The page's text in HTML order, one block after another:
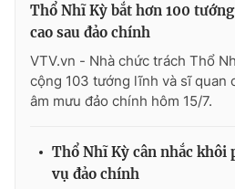
VTV4
VTV9
Thổ Nhĩ Kỳ bắt hơn 100
cao sau đảo chính
VTV.vn - Nhà chức trách Thổ
cộng 103 tướng lĩnh và sĩ quan
âm mưu đảo chính hôm 15/7.
Thổ Nhĩ Kỳ cân nhắc khôi
vụ đảo chính